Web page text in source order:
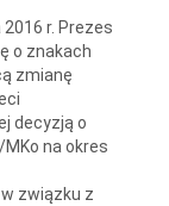
r. Prezes
o znakach
zmianę
decyzją o
na okres
związku z